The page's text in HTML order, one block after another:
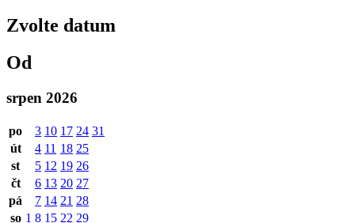
Zvolte datum
Od
srpen 2026
po 3 10 17 24 31
út
4 11 18 25
st
5 12 19 26
čt
6 13 20 27
pá
7 14 21 28
so 1 8 15 22 29